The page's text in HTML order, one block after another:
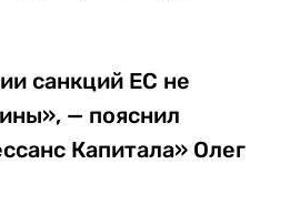
санкций ЕС не
— пояснил
Капитала» Олег